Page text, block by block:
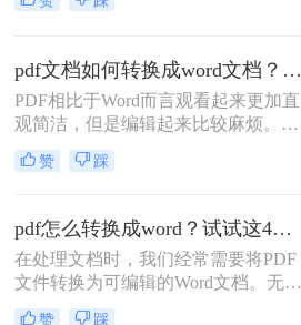
能需要将PDF转换为Word文档以便进
成WORD呢？本文将介绍四种将PDF
转换成Word的实用方法，涵盖了从手
动操作到专业软件的多种途径。
pdf文档如何转换成word文档？高效转换方法与实用技巧分享！
PDF相比于Word而言观看起来更加直
观简洁，但是编辑起来比较麻烦。我
们在办公的过程中经常会收到PDF格
式的文档，编辑整理PDF文档时就需
文档如何转换成word文档吗？你知道
哪种转换方式会让排版不错乱吗？今
天就来教大家一招！
赞 踩
pdf怎么转换成word？试试这4种解决方法！
在处理文档时，我们经常需要将PDF
文件转换为可编辑的Word文档。无论
是为了修改内容、复制文本还是其他
赞 踩